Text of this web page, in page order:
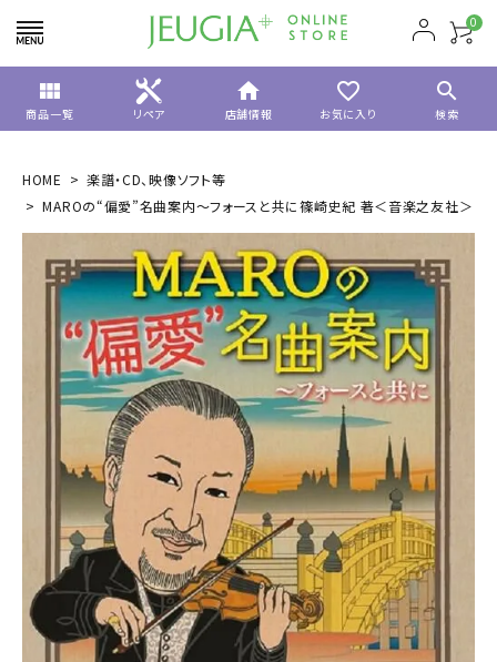
0
view_module
商品一覧 リペア
home
店舗情報
favorite_border
お気に入り
search
検索
HOME
楽譜・CD、映像ソフト等
MAROの“偏愛”名曲案内～フォースと共に篠崎史紀 著＜音楽之友社＞